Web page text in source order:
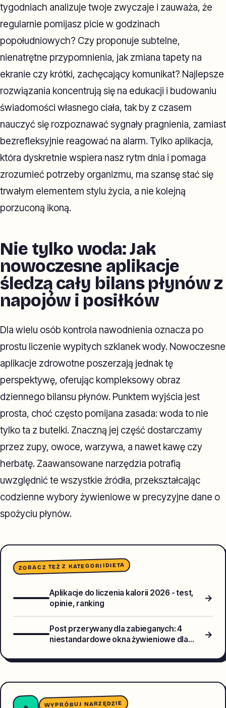
tygodniach analizuje twoje zwyczaje i zauważa, że
regularnie pomijasz picie w godzinach
popołudniowych? Czy proponuje subtelne,
nienatrętne przypomnienia, jak zmiana tapety na
ekranie czy krótki, zachęcający komunikat? Najlepsze
rozwiązania koncentrują się na edukacji i budowaniu
świadomości własnego ciała, tak by z czasem
nauczyć się rozpoznawać sygnały pragnienia, zamiast
bezrefleksyjnie reagować na alarm. Tylko aplikacja,
która dyskretnie wspiera nasz rytm dnia i pomaga
zrozumieć potrzeby organizmu, ma szansę stać się
trwałym elementem stylu życia, a nie kolejną
porzuconą ikoną.
Nie tylko woda: Jak
nowoczesne aplikacje
śledzą cały bilans płynów z
napojów i posiłków
Dla wielu osób kontrola nawodnienia oznacza po
prostu liczenie wypitych szklanek wody. Nowoczesne
aplikacje zdrowotne poszerzają jednak tę
perspektywę, oferując kompleksowy obraz
dziennego bilansu płynów. Punktem wyjścia jest
prosta, choć często pomijana zasada: woda to nie
tylko ta z butelki. Znaczną jej część dostarczamy
przez zupy, owoce, warzywa, a nawet kawę czy
herbatę. Zaawansowane narzędzia potrafią
uwzględnić te wszystkie źródła, przekształcając
codzienne wybory żywieniowe w precyzyjne dane o
spożyciu płynów.
ZOBACZ TEŻ Z KATEGORIIDIETA
Aplikacje do liczenia kalorii 2026 - test,
opinie, ranking
→
Post przerywany dla zabieganych: 4
niestandardowe okna żywieniowe dla
zmianowym
→
WYPRÓBUJ NARZĘDZIE